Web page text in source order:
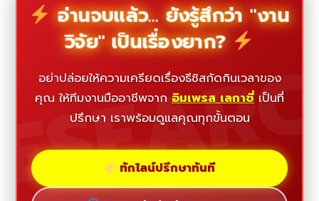
อ่านจบแล้ว... ยังรู้สึกว่า "งาน
วิจัย" เป็นเรื่องยาก?
อย่าปล่อยให้ความเครียดเรื่องธีซิสกัดกินเวลาของ
คุณ ให้ทีมงานมืออาชีพจาก อิมเพรส เลกาซี่ เป็นที่
ปรึกษา เราพร้อมดูแลคุณทุกขั้นตอน
ทักไลน์ปรึกษาทันที